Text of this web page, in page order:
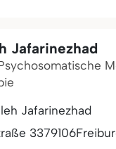
Jafarinezhad
Jafarinezhad
3379106